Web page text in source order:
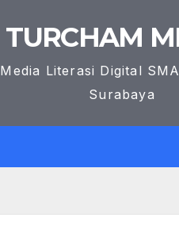
TURCHAM
Media Literasi Digital
Surabaya